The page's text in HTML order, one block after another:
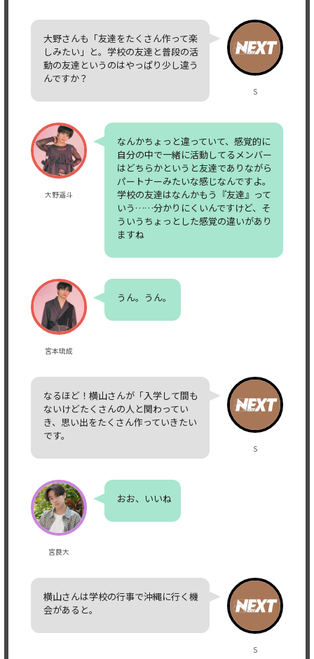
S
大野さんも「友達をたくさん作って楽
しみたい」と。学校の友達と普段の活
動の友達というのはやっぱり少し違う
んですか？
大野遥斗
なんかちょっと違っていて、感覚的に
自分の中で一緒に活動してるメンバー
はどちらかというと友達でありながら
パートナーみたいな感じなんですよ。
学校の友達はなんかもう『友達』って
いう……分かりにくいんですけど、そ
ういうちょっとした感覚の違いがあり
ますね
宮本琉成
うん。うん。
S
なるほど！横山さんが「入学して間も
ないけどたくさんの人と関わってい
き、思い出をたくさん作っていきたい
です。
宮良大
おお、いいね
S
横山さんは学校の行事で沖縄に行く機
会があると。